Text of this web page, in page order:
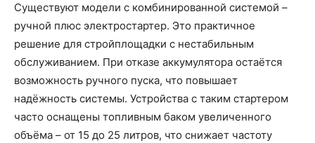
Существуют модели с комбинированной системой –
ручной плюс электростартер. Это практичное
решение для стройплощадки с нестабильным
обслуживанием. При отказе аккумулятора остаётся
возможность ручного пуска, что повышает
надёжность системы. Устройства с таким стартером
часто оснащены топливным баком увеличенного
объёма – от 15 до 25 литров, что снижает частоту